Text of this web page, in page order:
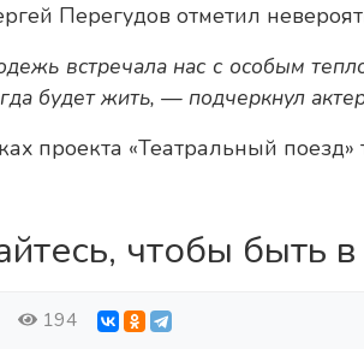
Перегудов отметил
встречала нас с особым
будет жить, — подчеркнул
проекта «Театральный
чтобы быть в
194